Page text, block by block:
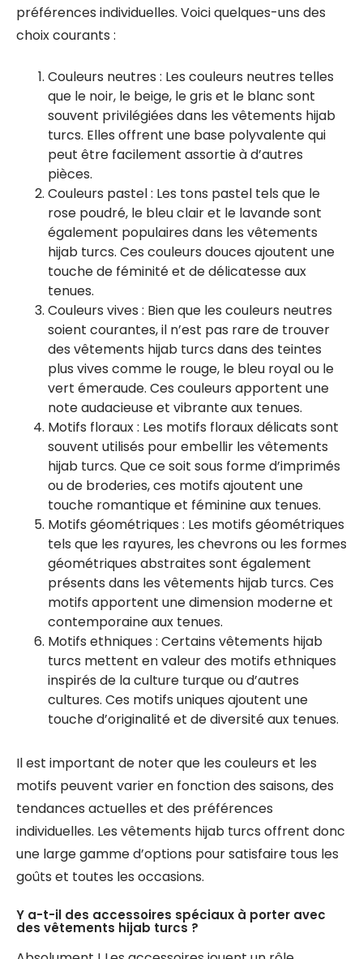
préférences individuelles. Voici quelques-uns des
choix courants :
Couleurs neutres : Les couleurs neutres telles
que le noir, le beige, le gris et le blanc sont
souvent privilégiées dans les vêtements hijab
turcs. Elles offrent une base polyvalente qui
peut être facilement assortie à d’autres
pièces.
Couleurs pastel : Les tons pastel tels que le
rose poudré, le bleu clair et le lavande sont
également populaires dans les vêtements
hijab turcs. Ces couleurs douces ajoutent une
touche de féminité et de délicatesse aux
tenues.
Couleurs vives : Bien que les couleurs neutres
soient courantes, il n’est pas rare de trouver
des vêtements hijab turcs dans des teintes
plus vives comme le rouge, le bleu royal ou le
vert émeraude. Ces couleurs apportent une
note audacieuse et vibrante aux tenues.
Motifs floraux : Les motifs floraux délicats sont
souvent utilisés pour embellir les vêtements
hijab turcs. Que ce soit sous forme d’imprimés
ou de broderies, ces motifs ajoutent une
touche romantique et féminine aux tenues.
Motifs géométriques : Les motifs géométriques
tels que les rayures, les chevrons ou les formes
géométriques abstraites sont également
présents dans les vêtements hijab turcs. Ces
motifs apportent une dimension moderne et
contemporaine aux tenues.
Motifs ethniques : Certains vêtements hijab
turcs mettent en valeur des motifs ethniques
inspirés de la culture turque ou d’autres
cultures. Ces motifs uniques ajoutent une
touche d’originalité et de diversité aux tenues.
Il est important de noter que les couleurs et les
motifs peuvent varier en fonction des saisons, des
tendances actuelles et des préférences
individuelles. Les vêtements hijab turcs offrent donc
une large gamme d’options pour satisfaire tous les
goûts et toutes les occasions.
Y a-t-il des accessoires spéciaux à porter avec
des vêtements hijab turcs ?